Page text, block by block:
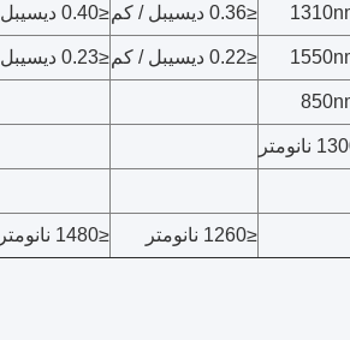
≤0.36 ديسيبل / كم ≤0.40 ديسيبل / كم
≤0.22 ديسيبل / كم ≤0.23 ديسيبل / كم
≤1260 نانومتر ≤1480 نانومتر